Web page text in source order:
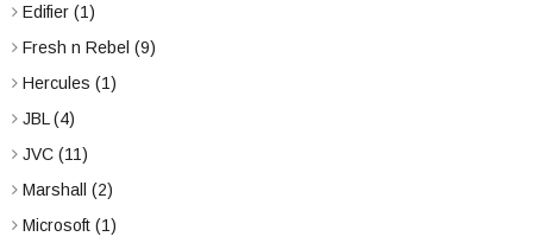
Edifier (1)
Fresh n Rebel (9)
Hercules (1)
JBL (4)
JVC (11)
Marshall (2)
Microsoft (1)